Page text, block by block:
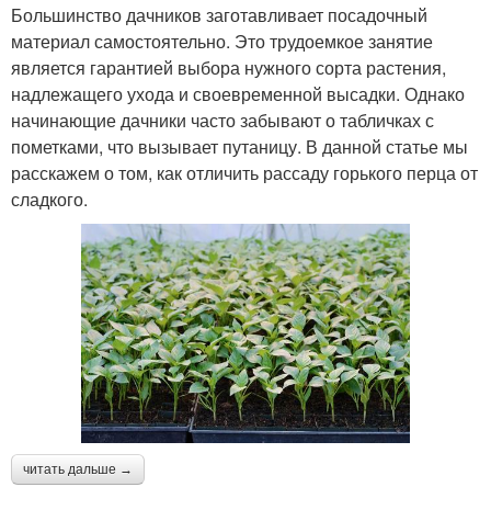
Большинство дачников заготавливает посадочный
материал самостоятельно. Это трудоемкое занятие
является гарантией выбора нужного сорта растения,
надлежащего ухода и своевременной высадки. Однако
начинающие дачники часто забывают о табличках с
пометками, что вызывает путаницу. В данной статье мы
расскажем о том, как отличить рассаду горького перца от
сладкого.
читать дальше →